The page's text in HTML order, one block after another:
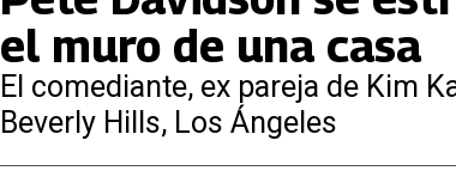
el muro de una casa
El comediante, ex pareja de Kim
Beverly Hills, Los Ángeles